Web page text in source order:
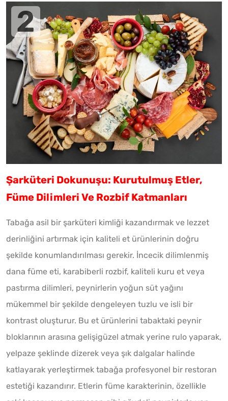
Şarküteri Dokunuşu: Kurutulmuş Etler,
Füme Dilimleri Ve Rozbif Katmanları
Tabağa asil bir şarküteri kimliği kazandırmak ve lezzet
derinliğini artırmak için kaliteli et ürünlerinin doğru
şekilde konumlandırılması gerekir. İncecik dilimlenmiş
dana füme eti, karabiberli rozbif, kaliteli kuru et veya
pastırma dilimleri, peynirlerin yoğun süt yağını
mükemmel bir şekilde dengeleyen tuzlu ve isli bir
kontrast oluşturur. Bu et ürünlerini tabaktaki peynir
bloklarının arasına gelişigüzel atmak yerine rulo yaparak,
yelpaze şeklinde dizerek veya şık dalgalar halinde
katlayarak yerleştirmek tabağa profesyonel bir restoran
estetiği kazandırır. Etlerin füme karakterinin, özellikle